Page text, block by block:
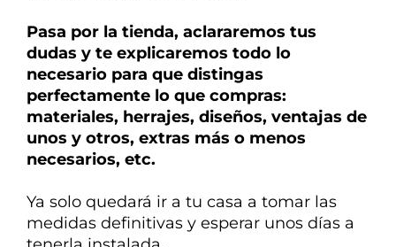
Pasa por la tienda, aclararemos tus
dudas y te explicaremos todo lo
necesario para que distingas
perfectamente lo que compras:
materiales, herrajes, diseños, ventajas de
unos y otros, extras más o menos
necesarios, etc.
Ya solo quedará ir a tu casa a tomar las
medidas definitivas y esperar unos días a